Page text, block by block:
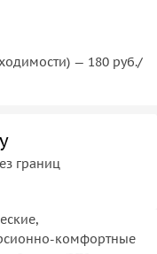
— 180 руб./
границ
комфортные